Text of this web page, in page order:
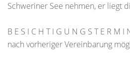
Schweriner See nehmen, er liegt
B E S I C H T I G U N G S T E R M
nach vorheriger Vereinbarung